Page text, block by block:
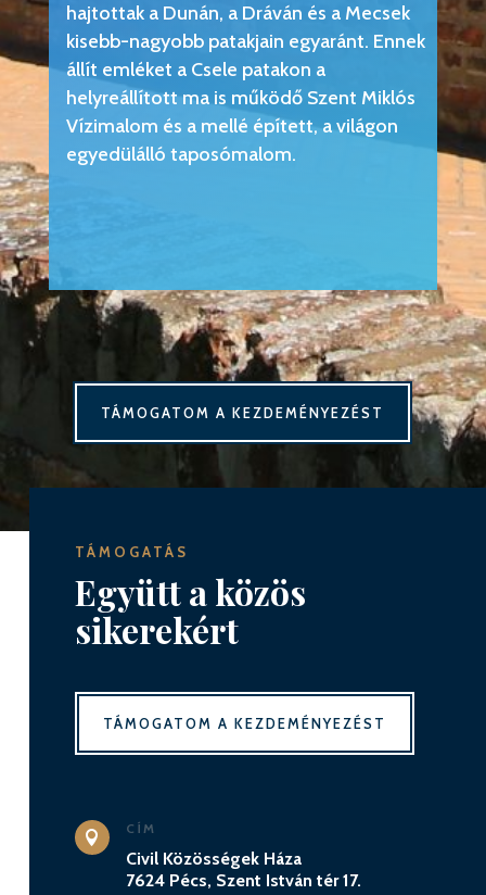
hajtottak a Dunán, a Dráván és a Mecsek
kisebb-nagyobb patakjain egyaránt. Ennek
állít emléket a Csele patakon a
helyreállított ma is működő Szent Miklós
Vízimalom és a mellé épített, a világon
egyedülálló taposómalom.
TÁMOGATOM A KEZDEMÉNYEZÉST
TÁMOGATÁS
Együtt a közös
sikerekért
TÁMOGATOM A KEZDEMÉNYEZÉST

CÍM
Civil Közösségek Háza
7624 Pécs, Szent István tér 17.